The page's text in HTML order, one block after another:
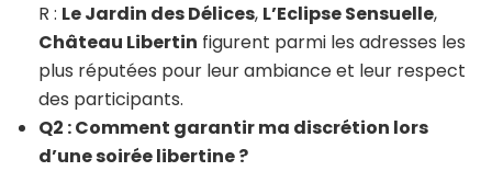
R : Le Jardin des Délices, L’Eclipse Sensuelle,
Château Libertin figurent parmi les adresses les
plus réputées pour leur ambiance et leur respect
des participants.
Q2 : Comment garantir ma discrétion lors
d’une soirée libertine ?